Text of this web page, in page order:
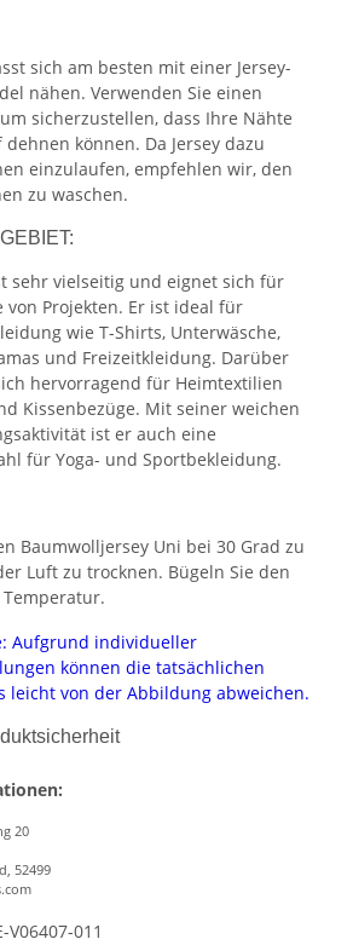
sich am besten mit einer Jersey-
nähen. Verwenden Sie einen
sicherzustellen, dass Ihre Nähte
können. Da Jersey dazu
einzulaufen, empfehlen wir, den
zu waschen.
sehr vielseitig und eignet sich für
von Projekten. Er ist ideal für
wie T-Shirts, Unterwäsche,
und Freizeitkleidung. Darüber
hervorragend für Heimtextilien
Kissenbezüge. Mit seiner weichen
ist er auch eine
für Yoga- und Sportbekleidung.
Baumwolljersey Uni bei 30 Grad zu
Luft zu trocknen. Bügeln Sie den
Aufgrund individueller
können die tatsächlichen
leicht von der Abbildung abweichen.
20
52499
V06407-011